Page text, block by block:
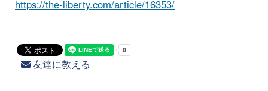
https://the-liberty.com/article/16353/
友達に教える